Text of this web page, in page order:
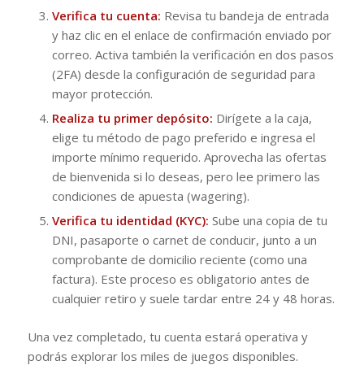
Verifica tu cuenta: Revisa tu bandeja de entrada
y haz clic en el enlace de confirmación enviado por
correo. Activa también la verificación en dos pasos
(2FA) desde la configuración de seguridad para
mayor protección.
Realiza tu primer depósito: Dirígete a la caja,
elige tu método de pago preferido e ingresa el
importe mínimo requerido. Aprovecha las ofertas
de bienvenida si lo deseas, pero lee primero las
condiciones de apuesta (wagering).
Verifica tu identidad (KYC): Sube una copia de tu
DNI, pasaporte o carnet de conducir, junto a un
comprobante de domicilio reciente (como una
factura). Este proceso es obligatorio antes de
cualquier retiro y suele tardar entre 24 y 48 horas.
Una vez completado, tu cuenta estará operativa y
podrás explorar los miles de juegos disponibles.